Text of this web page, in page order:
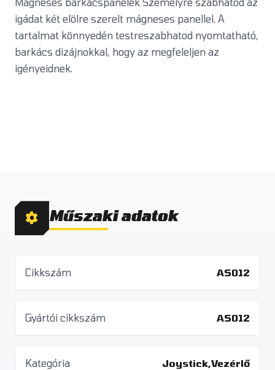
Mágneses barkácspanelek Személyre szabhatod az
igádat két elölre szerelt mágneses panellel. A
tartalmat könnyedén testreszabhatod nyomtatható,
barkács dizájnokkal, hogy az megfeleljen az
igényeidnek.
Műszaki adatok
Cikkszám AS012
Gyártói cikkszám AS012
Kategória Joystick,Vezérlő